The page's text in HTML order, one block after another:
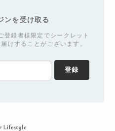
ンを受け取る
登録者様限定でシークレット
けすることがございます。
登録